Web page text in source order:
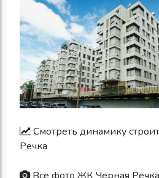
Смотреть динамику
Речка